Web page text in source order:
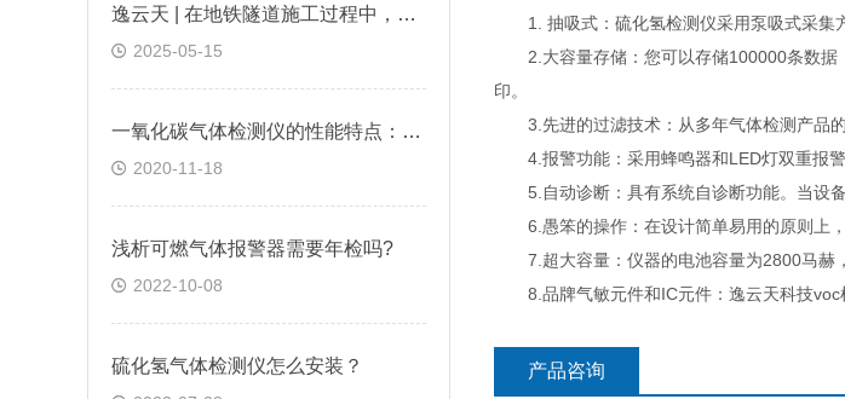
逸云天 | 在地铁隧道施工过程中，便携式气体检测仪是如何预警缺氧环境的？
2025-05-15
一氧化碳气体检测仪的性能特点：逸云天分享
2020-11-18
浅析可燃气体报警器需要年检吗?
2022-10-08
硫化氢气体检测仪怎么安装？
1. 抽吸式：硫化氢检测仪采用泵吸式采集方
2.大容量存储：您可以存储100000条数据
印。
3.先进的过滤技术：从多年气体检测产品的
4.报警功能：采用蜂鸣器和LED灯双重报警
5.自动诊断：具有系统自诊断功能。当设备
6.愚笨的操作：在设计简单易用的原则上，
7.超大容量：仪器的电池容量为2800马赫，
8.品牌气敏元件和IC元件：逸云天科技voc
产品咨询